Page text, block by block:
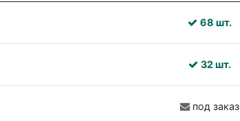
68 шт.
32 шт.
под заказ